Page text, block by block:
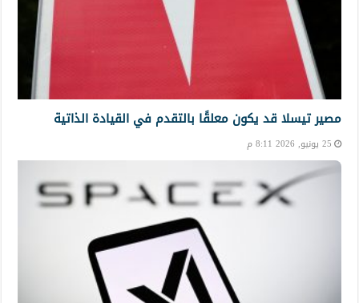
مصير تيسلا قد يكون معلقًا بالتقدم في القيادة الذاتية
25 يونيو, 2026 8:11 م